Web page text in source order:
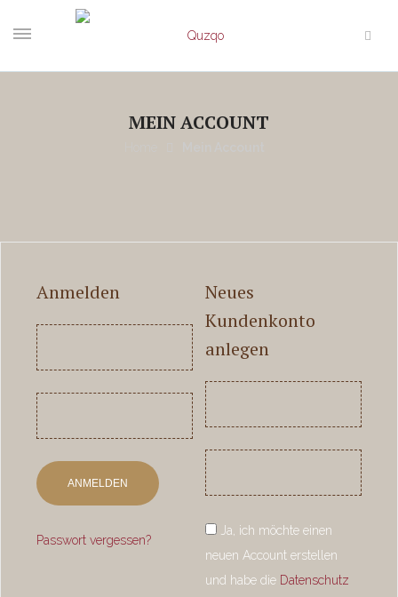
MEIN ACCOUNT
Anmelden
ANMELDEN
Passwort vergessen?
Neues
Kundenkonto
anlegen
Ja, ich möchte einen
neuen Account erstellen
und habe die Datenschutz